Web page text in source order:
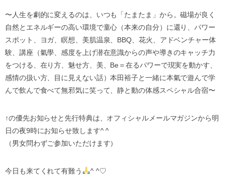
〜人生を劇的に変えるのは、いつも「たまたま」から。磁場が良く
自然とエネルギーの高い環境で童心（本来の自分）に還り、パワー
スポット、ヨガ、瞑想、美肌温泉、BBQ、花火、アドベンチャー体
験、講座（氣學、感度を上げ潜在意識からの声や導きのキャッチ力
をつける、在り方、魅せ方、美、Be＝在るパワーで現実を動かす、
感情の扱い方、目に見えない話）本田裕子と一緒に本氣で遊んで学
んで飲んで食べて無邪気に笑って、静と動の体感スペシャル合宿〜
↑の優先お知らせと先行特典は、オフィシャルメールマガジンから明
日の夜9時にお知らせ致します^ ^
（男女問わずご参加いただけます）
今日も来てくれて有難う ^ ^♡